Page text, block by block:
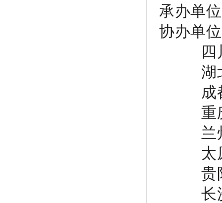
承办单
协办单
湖
成
重
兰
太
贵
长